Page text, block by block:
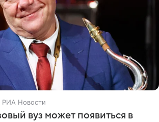
Новости
вуз может появиться в